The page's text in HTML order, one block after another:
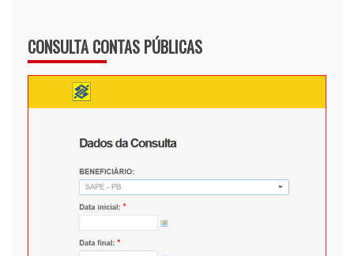
CONSULTA CONTAS PÚBLICAS